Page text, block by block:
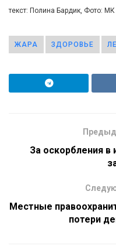
текст: Полина Бардик, Фото:
ЖАРА ЗДОРОВЬЕ
За оскорбления
Местные
потери